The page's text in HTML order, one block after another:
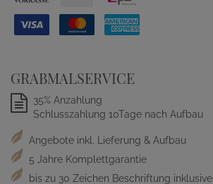
GRABMALSERVICE
35% Anzahlung
Schlusszahlung 10Tage nach Aufbau
Angebote inkl. Lieferung & Aufbau
5 Jahre Komplettgarantie
bis zu 30 Zeichen Beschriftung inklusive